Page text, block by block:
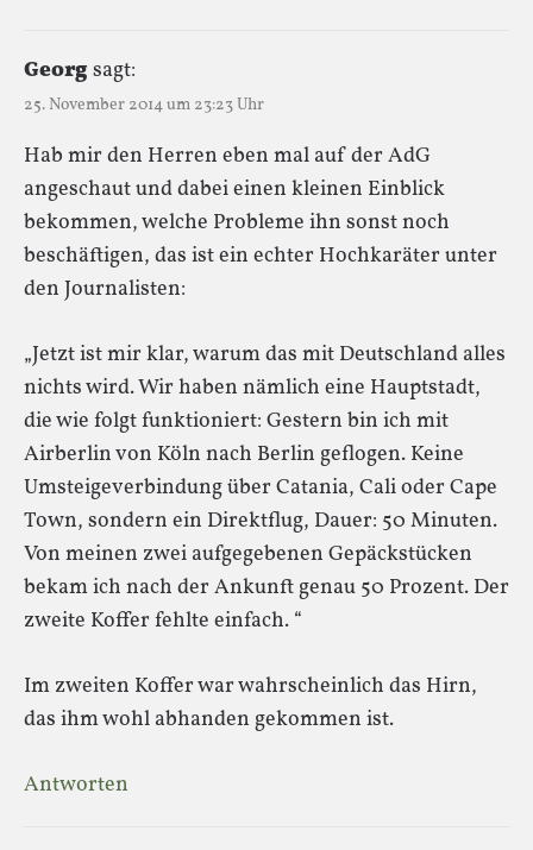
Georgsagt:
25. November 2014 um 23:23 Uhr
Hab mir den Herren eben mal auf der AdG
angeschaut und dabei einen kleinen Einblick
bekommen, welche Probleme ihn sonst noch
beschäftigen, das ist ein echter Hochkaräter unter
den Journalisten:
„Jetzt ist mir klar, warum das mit Deutschland alles
nichts wird. Wir haben nämlich eine Hauptstadt,
die wie folgt funktioniert: Gestern bin ich mit
Airberlin von Köln nach Berlin geflogen. Keine
Umsteigeverbindung über Catania, Cali oder Cape
Town, sondern ein Direktflug, Dauer: 50 Minuten.
Von meinen zwei aufgegebenen Gepäckstücken
bekam ich nach der Ankunft genau 50 Prozent. Der
zweite Koffer fehlte einfach. “
Im zweiten Koffer war wahrscheinlich das Hirn,
das ihm wohl abhanden gekommen ist.
Antworten